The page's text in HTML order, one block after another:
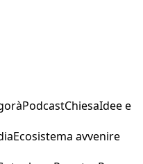
PodcastChiesaIdee e
Ecosistema avvenire